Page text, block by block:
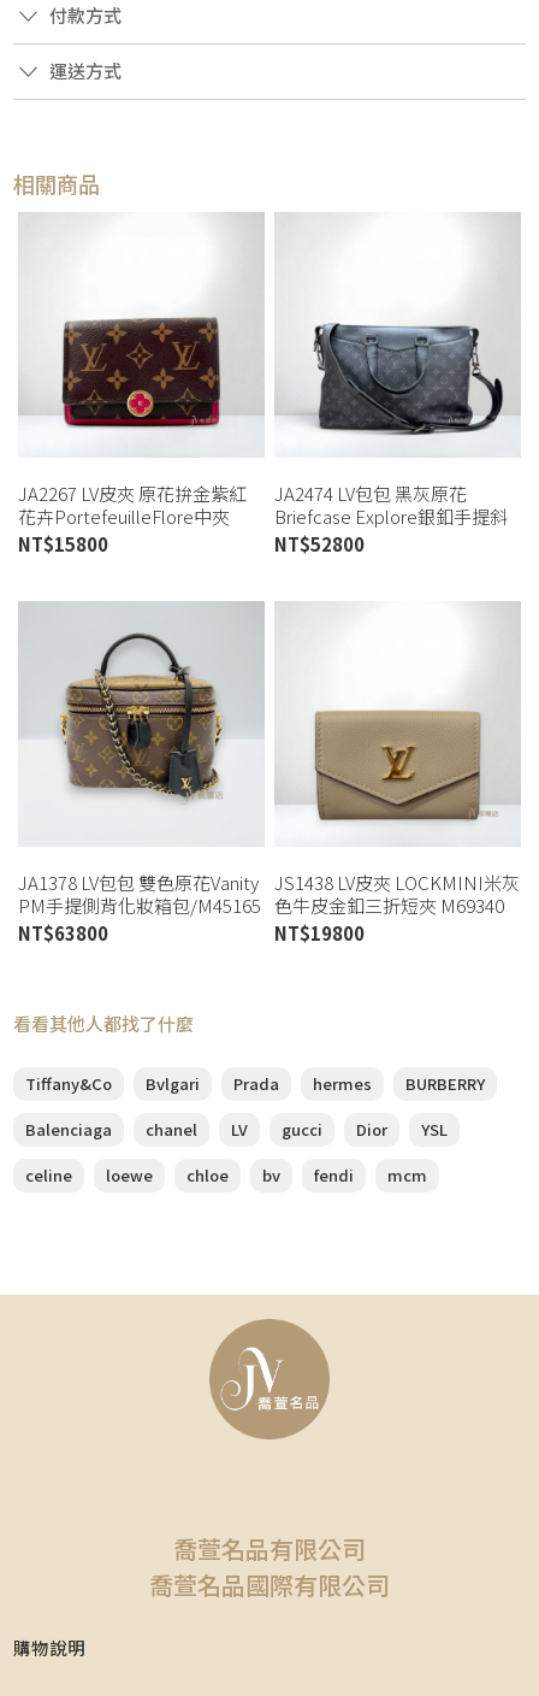
付款方式
運送方式
相關商品
JA2267 LV皮夾 原花拚金紫紅
花卉PortefeuilleFlore中夾
M64588 (桃園店)
NT$15800
JA2474 LV包包 黑灰原花
Briefcase Explore銀釦手提斜
背公事包M40566 (桃園店)
NT$52800
JA1378 LV包包 雙色原花Vanity
PM手提側背化妝箱包/M45165
(桃園店)
NT$63800
JS1438 LV皮夾 LOCKMINI米灰
色牛皮金釦三折短夾 M69340
(板橋店)
NT$19800
看看其他人都找了什麼
Tiffany&Co Bvlgari Prada hermes
BURBERRY
Balenciaga
chanel LV gucci Dior
YSL
celine
loewe chloe bv fendi mcm
喬萱名品有限公司
喬萱名品國際有限公司
購物說明